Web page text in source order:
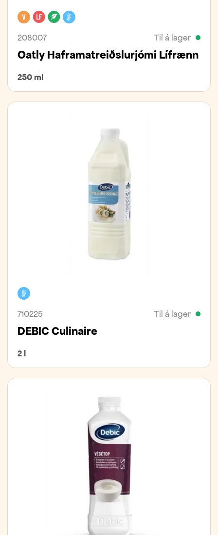
VeganLaktósafrítt
Lífrænt
208007 Til á lager
Oatly Haframatreiðslurjómi Lífrænn
250 ml
710225 Til á lager
DEBIC Culinaire
2 l